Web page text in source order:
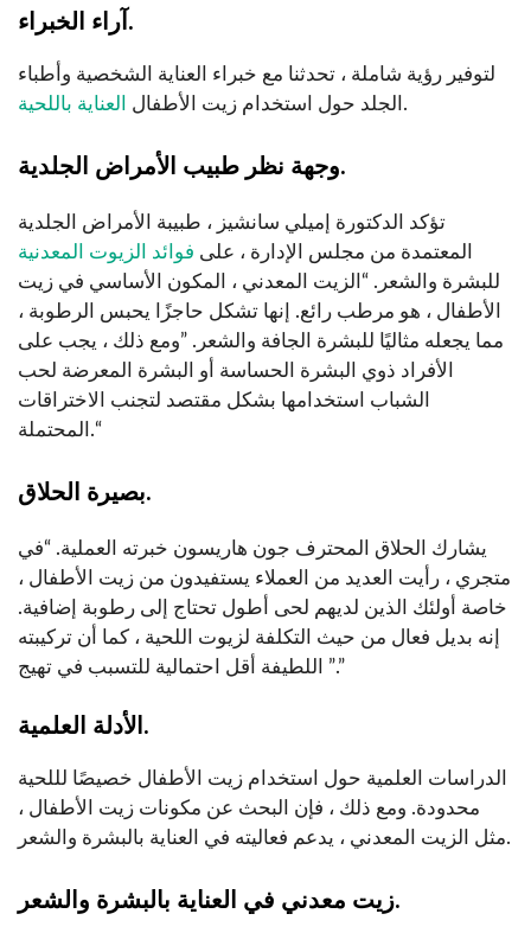
آراء الخبراء.
لتوفير رؤية شاملة ، تحدثنا مع خبراء العناية الشخصية وأطباء
الجلد حول استخدام زيت الأطفال
العناية باللحية .
وجهة نظر طبيب الأمراض الجلدية.
تؤكد الدكتورة إميلي سانشيز ، طبيبة الأمراض الجلدية
المعتمدة من مجلس الإدارة ، على فوائد الزيوت المعدنية
للبشرة والشعر. “الزيت المعدني ، المكون الأساسي في زيت
الأطفال ، هو مرطب رائع. إنها تشكل حاجزًا يحبس الرطوبة ،
مما يجعله مثاليًا للبشرة الجافة والشعر. ”ومع ذلك ، يجب على
الأفراد ذوي البشرة الحساسة أو البشرة المعرضة لحب
الشباب استخدامها بشكل مقتصد لتجنب الاختراقات
المحتملة.“
بصيرة الحلاق.
يشارك الحلاق المحترف جون هاريسون خبرته العملية. “في
متجري ، رأيت العديد من العملاء يستفيدون من زيت الأطفال ،
خاصة أولئك الذين لديهم لحى أطول تحتاج إلى رطوبة إضافية.
إنه بديل فعال من حيث التكلفة لزيوت اللحية ، كما أن تركيبته
اللطيفة أقل احتمالية للتسبب في تهيج ”.”
الأدلة العلمية.
الدراسات العلمية حول استخدام زيت الأطفال خصيصًا لللحية
محدودة. ومع ذلك ، فإن البحث عن مكونات زيت الأطفال ،
مثل الزيت المعدني ، يدعم فعاليته في العناية بالبشرة والشعر.
زيت معدني في العناية بالبشرة والشعر.